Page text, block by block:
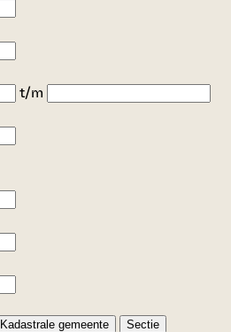
t/m
Kadastrale gemeente Sectie